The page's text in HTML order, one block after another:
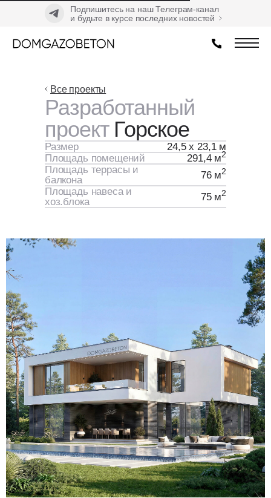
Подпишитесь на наш Телеграм-канал
и будьте в курсе последних новостей
Все проекты
Разработанный
проектГорское
Размер
24,5 х 23,1 м
Площадь помещений
291,4 м2
Площадь террасы и
балкона
76 м2
Площадь навеса и
хоз.блока
75 м2